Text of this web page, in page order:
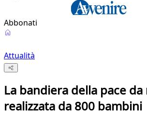
Abbonati
Attualità
La bandiera della pace
realizzata da 800 bambini